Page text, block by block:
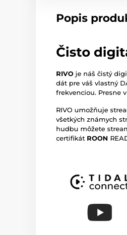
Popis
Čisto
RIVO je náš čistý
dát pre váš vlastný
frekvenciou. Presne
RIVO umožňuje
všetkých známych
hudbu môžete
certifikát ROON